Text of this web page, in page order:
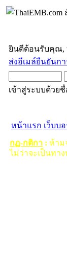
ยินดีต้อนรับคุณ,
ส่งอีเมล์ยืนยันก
เข้าสู่ระบบด้วย
หน้าแรก เว็บบ
กฏ-กติกา : ห้าม
ไม่ว่าจะเป็นทา